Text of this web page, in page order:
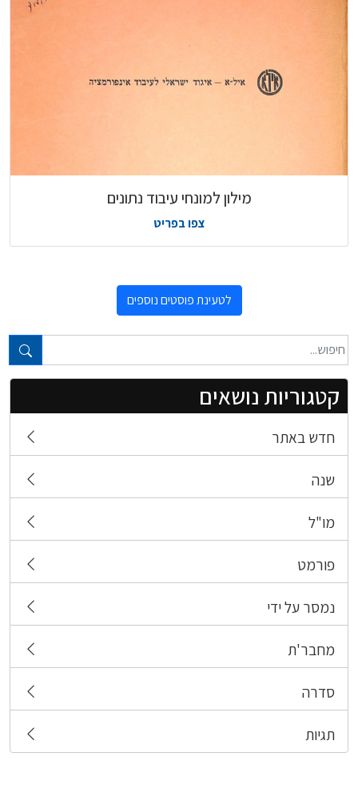
טקסט חופשי...
קטגוריות נושאים
חדש באתר
שנה
מו"ל
פורמט
נמסר על ידי
מחבר'ת
סדרה
תגיות
מילון למונחי עיבוד נתונים
צפו בפריט
לטעינת פוסטים נוספים